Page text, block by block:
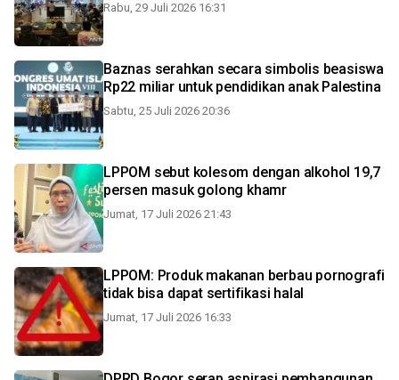
Rabu, 29 Juli 2026 16:31
Baznas serahkan secara simbolis beasiswa
Rp22 miliar untuk pendidikan anak Palestina
Sabtu, 25 Juli 2026 20:36
LPPOM sebut kolesom dengan alkohol 19,7
persen masuk golong khamr
Jumat, 17 Juli 2026 21:43
LPPOM: Produk makanan berbau pornografi
tidak bisa dapat sertifikasi halal
Jumat, 17 Juli 2026 16:33